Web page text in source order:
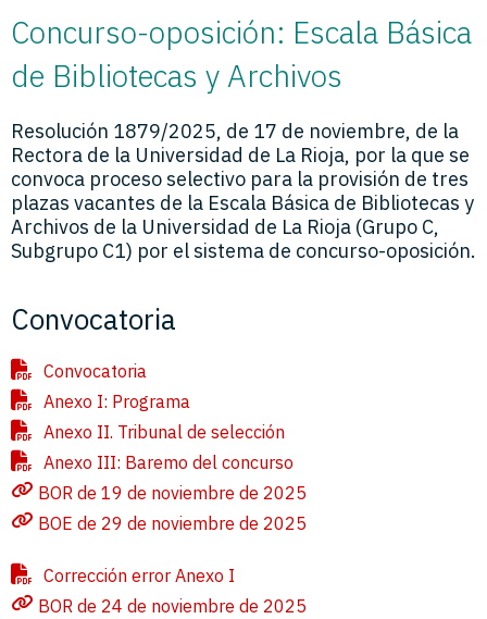
Concurso-oposición: Escala Básica
de Bibliotecas y Archivos
Resolución 1879/2025, de 17 de noviembre, de la
Rectora de la Universidad de La Rioja, por la que se
convoca proceso selectivo para la provisión de tres
plazas vacantes de la Escala Básica de Bibliotecas y
Archivos de la Universidad de La Rioja (Grupo C,
Subgrupo C1) por el sistema de concurso-oposición.
Convocatoria
Convocatoria
Anexo I: Programa
Anexo II. Tribunal de selección
Anexo III: Baremo del concurso
BOR de 19 de noviembre de 2025
BOE de 29 de noviembre de 2025
Corrección error Anexo I
BOR de 24 de noviembre de 2025